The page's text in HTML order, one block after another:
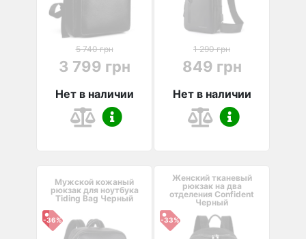
5 740 грн
3 799 грн
Нет в наличии
1 290 грн
849 грн
Нет в наличии
Мужской кожаный
рюкзак для ноутбука
Tiding Bag Черный
-36%
Женский тканевый
рюкзак на два
отделения Confident
Черный
-33%